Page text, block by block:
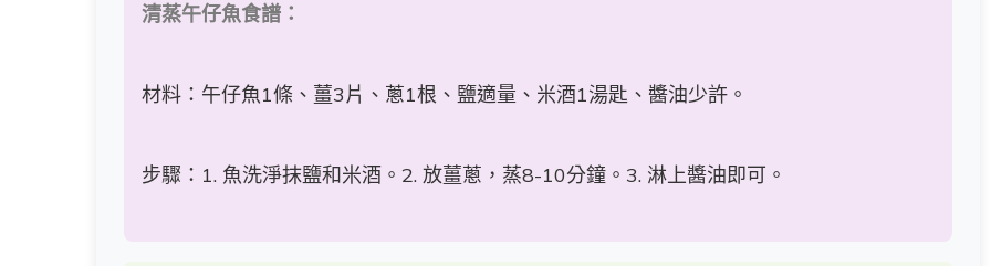
清蒸午仔魚食譜：
材料：午仔魚1條、薑3片、蔥1根、鹽適量、米酒1湯匙、醬油少許。
步驟：1. 魚洗淨抹鹽和米酒。2. 放薑蔥，蒸8-10分鐘。3. 淋上醬油即可。